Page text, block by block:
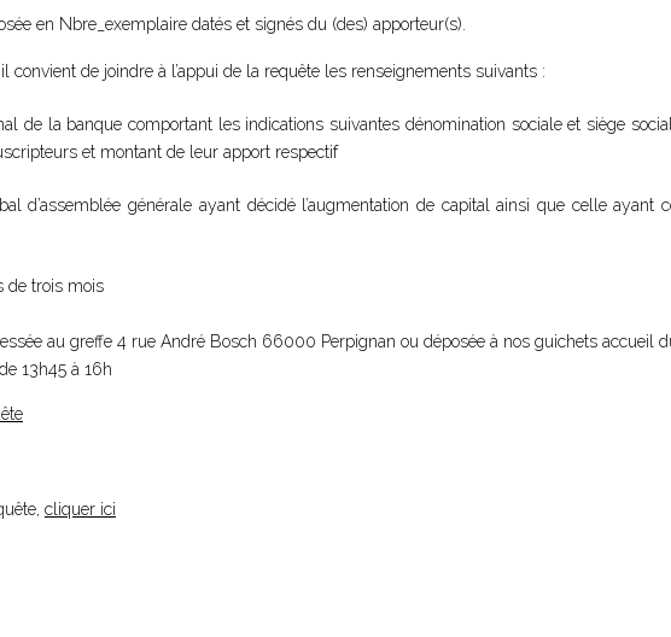
en Nbre_exemplaire datés et signés du (des) apporteur(s).
convient de joindre à l’appui de la requête les renseignements suivants :
de la banque comportant les indications suivantes dénomination sociale et siège
et montant de leur apport respectif
d’assemblée générale ayant décidé l’augmentation de capital ainsi que celle ayant
de trois mois
au greffe 4 rue André Bosch 66000 Perpignan ou déposée à nos guichets accueil
13h45 à 16h
cliquer ici